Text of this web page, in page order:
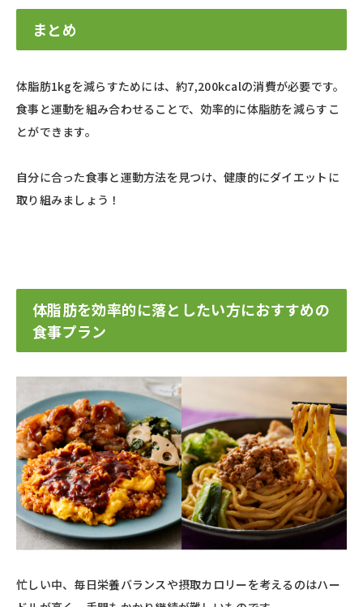
まとめ
体脂肪1kgを減らすためには、約7,200kcalの消費が必要です。
食事と運動を組み合わせることで、効率的に体脂肪を減らすこ
とができます。
自分に合った食事と運動方法を見つけ、健康的にダイエットに
取り組みましょう！
体脂肪を効率的に落としたい方におすすめの
食事プラン
忙しい中、毎日栄養バランスや摂取カロリーを考えるのはハー